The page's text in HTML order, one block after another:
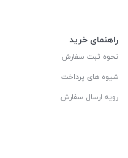
راهنمای خرید
نحوه ثبت سفارش
شیوه های پرداخت
رویه ارسال سفارش